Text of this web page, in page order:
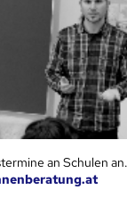
an Schulen